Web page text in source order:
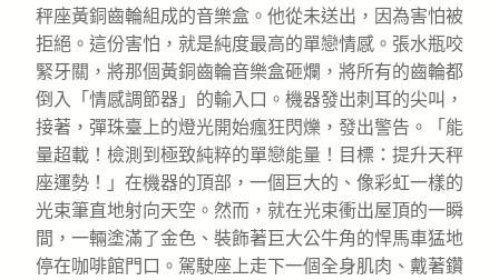
秤座黃銅齒輪組成的音樂盒。他從未送出，因為害怕被
拒絕。這份害怕，就是純度最高的單戀情感。張水瓶咬
緊牙關，將那個黃銅齒輪音樂盒砸爛，將所有的齒輪都
倒入「情感調節器」的輸入口。機器發出刺耳的尖叫，
接著，彈珠臺上的燈光開始瘋狂閃爍，發出警告。「能
量超載！檢測到極致純粹的單戀能量！目標：提升天秤
座運勢！」在機器的頂部，一個巨大的、像彩虹一樣的
光束筆直地射向天空。然而，就在光束衝出屋頂的一瞬
間，一輛塗滿了金色、裝飾著巨大公牛角的悍馬車猛地
停在咖啡館門口。駕駛座上走下一個全身肌肉、戴著鑽